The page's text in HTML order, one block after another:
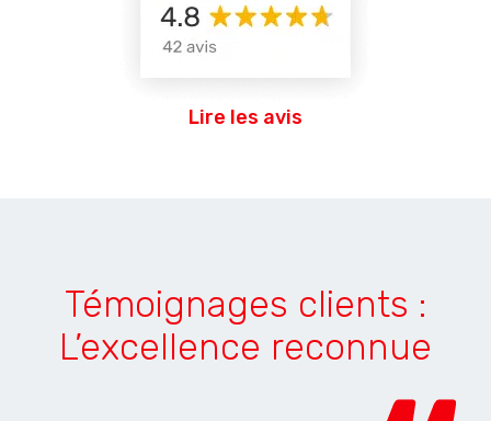
Lire les avis
Témoignages clients :
L’excellence reconnue